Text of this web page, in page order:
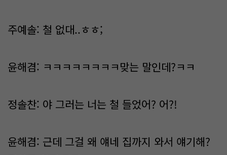
주예솔: 철 없대..ㅎㅎ;
윤해겸: ㅋㅋㅋㅋㅋㅋㅋㅋ맞는 말인데?ㅋㅋ
정솔찬: 야 그러는 너는 철 들었어? 어?!
윤해겸: 근데 그걸 왜 얘네 집까지 와서 얘기해?